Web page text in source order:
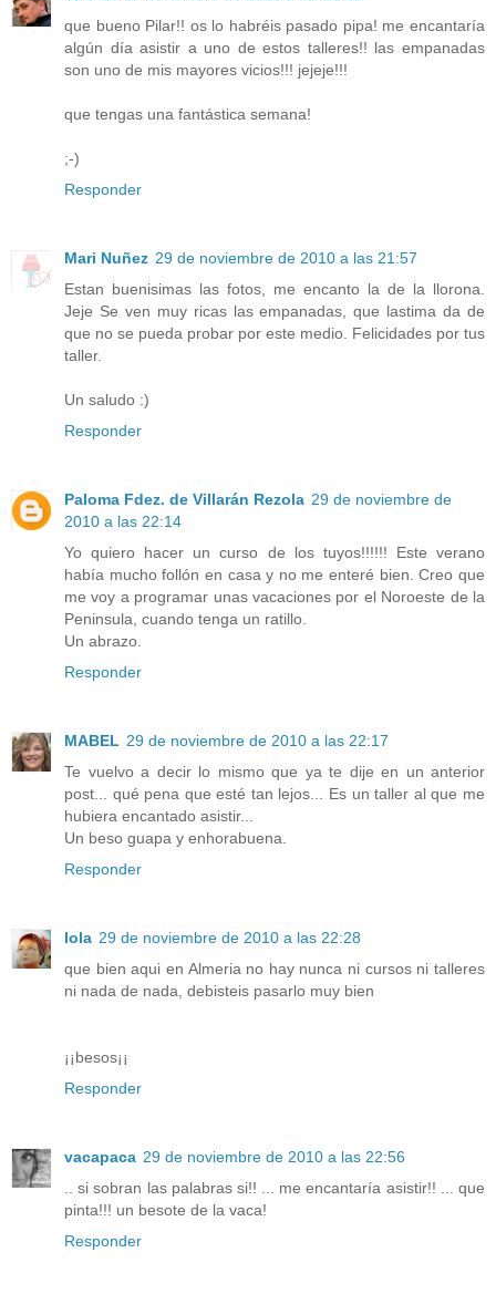
que bueno Pilar!! os lo habréis pasado pipa! me encantaría
algún día asistir a uno de estos talleres!! las empanadas
son uno de mis mayores vicios!!! jejeje!!!
que tengas una fantástica semana!
;-)
Responder
Mari Nuñez 29 de noviembre de 2010 a las 21:57
Estan buenisimas las fotos, me encanto la de la llorona.
Jeje Se ven muy ricas las empanadas, que lastima da de
que no se pueda probar por este medio. Felicidades por tus
taller.
Un saludo :)
Responder
Paloma Fdez. de Villarán Rezola 29 de noviembre de
2010 a las 22:14
Yo quiero hacer un curso de los tuyos!!!!!! Este verano
había mucho follón en casa y no me enteré bien. Creo que
me voy a programar unas vacaciones por el Noroeste de la
Peninsula, cuando tenga un ratillo.
Un abrazo.
Responder
MABEL 29 de noviembre de 2010 a las 22:17
Te vuelvo a decir lo mismo que ya te dije en un anterior
post... qué pena que esté tan lejos... Es un taller al que me
hubiera encantado asistir...
Un beso guapa y enhorabuena.
Responder
lola 29 de noviembre de 2010 a las 22:28
que bien aqui en Almeria no hay nunca ni cursos ni talleres
ni nada de nada, debisteis pasarlo muy bien
¡¡besos¡¡
Responder
vacapaca 29 de noviembre de 2010 a las 22:56
.. si sobran las palabras si!! ... me encantaría asistir!! ... que
pinta!!! un besote de la vaca!
Responder